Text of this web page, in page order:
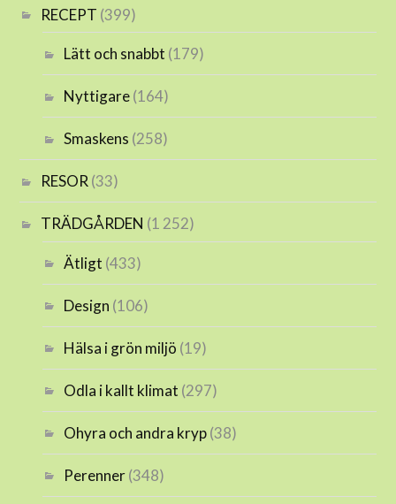
RECEPT (399)
Lätt och snabbt (179)
Nyttigare(164)
Smaskens (258)
RESOR (33)
TRÄDGÅRDEN (1 252)
Ätligt (433)
Design (106)
Hälsa i grön miljö (19)
Odla i kallt klimat (297)
Ohyra och andra kryp(38)
Perenner(348)